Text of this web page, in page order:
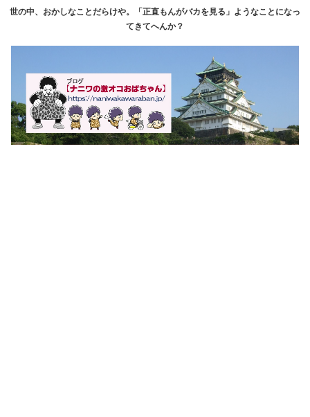
世の中、おかしなことだらけや。「正直もんがバカを見る」ようなことになっ
てきてへんか？